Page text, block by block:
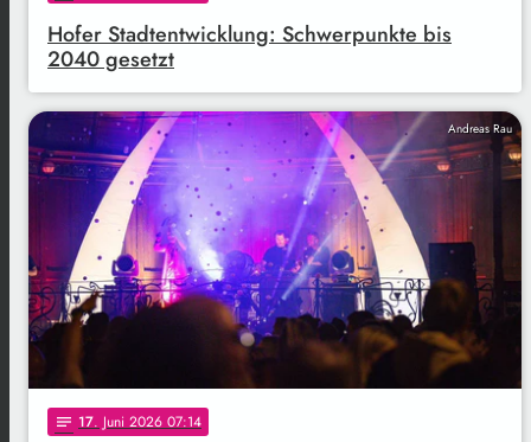
Hofer Stadtentwicklung: Schwerpunkte bis
2040 gesetzt
Andreas Rau
notes 17. Juni 2026 07:14